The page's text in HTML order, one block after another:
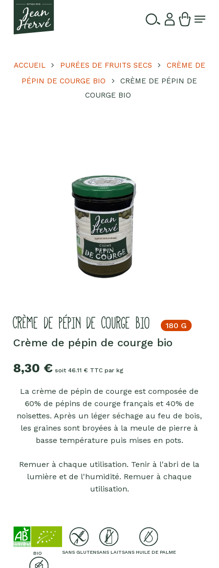
Passer
contenu
Menu
ACCUEIL PURÉES DE FRUITS SECS
CRÈME DE
PÉPIN DE COURGE BIO
CRÈME DE PÉPIN DE
COURGE BIO
CRÈME DE PÉPIN DE COURGE BIO 180 G
Crème de pépin de courge bio
8,30 €soit 46.11 € TTC par kg
La crème de pépin de courge est composée de
60% de pépins de courge français et 40% de
noisettes. Après un léger séchage au feu de bois,
les graines sont broyées à la meule de pierre à
basse température puis mises en pots.
Remuer à chaque utilisation. Tenir à l'abri de la
lumière et de l'humidité. Remuer à chaque
utilisation.
BIO SANS GLUTENSANS LAITSANS HUILE DE PALME